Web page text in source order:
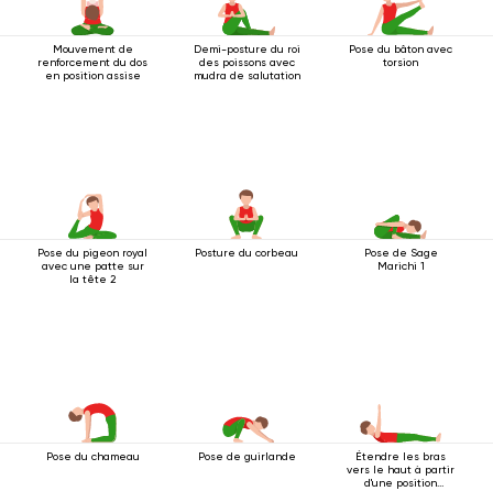
Mouvement de
renforcement du dos
en position assise
Demi-posture du roi
des poissons avec
mudra de salutation
Pose du bâton avec
torsion
Pose du pigeon royal
avec une patte sur
la tête 2
Posture du corbeau
Pose de Sage
Marichi 1
Pose du chameau Pose de guirlande
Étendre les bras
vers le haut à partir
d'une position